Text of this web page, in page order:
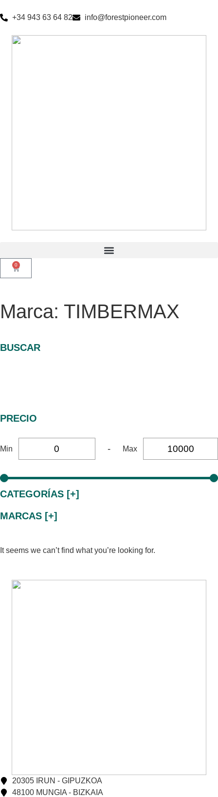
+34 943 63 64 82 info@forestpioneer.com
0
Marca: TIMBERMAX
BUSCAR
PRECIO
Min - Max
CATEGORÍAS [+]
MARCAS [+]
It seems we can’t find what you’re looking for.
20305 IRUN - GIPUZKOA
48100 MUNGIA - BIZKAIA